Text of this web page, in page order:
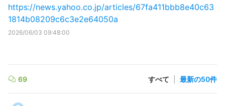
https://news.yahoo.co.jp/articles/67fa411bbb8e40c63
1814b08209c6c3e2e64050a
2026/06/03 09:48:00
69 すべて 最新の50件